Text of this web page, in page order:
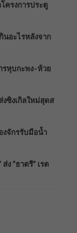
ครงการประตู
นอะไรหลังจาก
รหุบกะพง–ห้วย
งซิงเกิลใหม่สุดส
งจักรรับมือน้ำ
“ธาตรี” เรต